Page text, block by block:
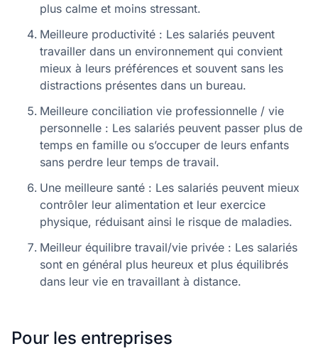
plus calme et moins stressant.
Meilleure productivité : Les salariés peuvent
travailler dans un environnement qui convient
mieux à leurs préférences et souvent sans les
distractions présentes dans un bureau.
Meilleure conciliation vie professionnelle / vie
personnelle : Les salariés peuvent passer plus de
temps en famille ou s’occuper de leurs enfants
sans perdre leur temps de travail.
Une meilleure santé : Les salariés peuvent mieux
contrôler leur alimentation et leur exercice
physique, réduisant ainsi le risque de maladies.
Meilleur équilibre travail/vie privée : Les salariés
sont en général plus heureux et plus équilibrés
dans leur vie en travaillant à distance.
Pour les entreprises